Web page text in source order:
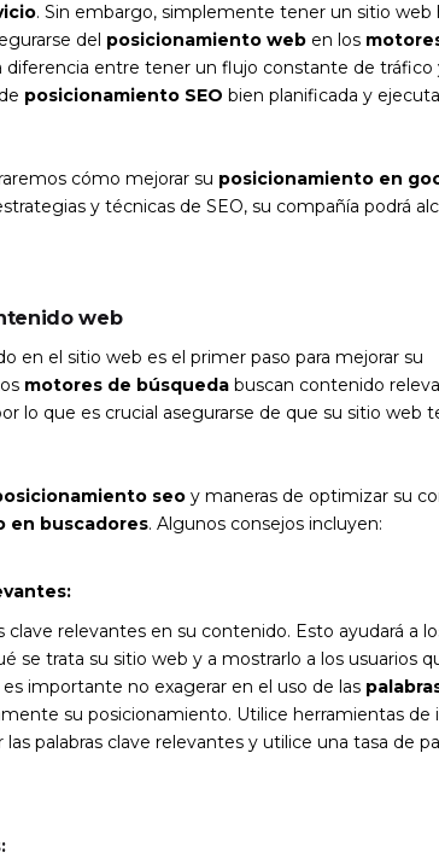
. Sin embargo, simplemente tener un sitio web
del posicionamiento web en los
diferencia entre tener un flujo constante de
posicionamiento SEO bien planificada y
cómo mejorar su posicionamiento en
y técnicas de SEO, su compañía podrá
web
en el sitio web es el primer paso para mejorar su
motores de búsqueda buscan contenido
lo que es crucial asegurarse de que su sitio web
seo y maneras de optimizar su
en buscadores. Algunos consejos incluyen:
clave relevantes en su contenido. Esto ayudará a
se trata su sitio web y a mostrarlo a los usuarios
importante no exagerar en el uso de las
su posicionamiento. Utilice herramientas de
las palabras clave relevantes y utilice una tasa de